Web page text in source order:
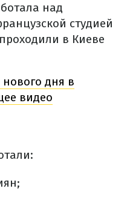
над
студией
в Киеве
дня в
видео